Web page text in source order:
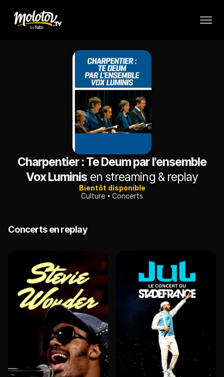
Charpentier : Te Deum par l'ensemble
Vox Luminis en streaming & replay
Bientôt disponible
Culture
Concerts
Concerts en replay